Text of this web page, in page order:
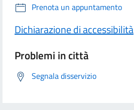
Prenota un appuntamento
Dichiarazione di accessibilità
Problemi in città
Segnala disservizio